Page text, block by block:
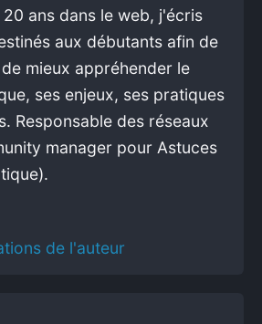
ans dans le web, j'écris
aux débutants afin de
mieux appréhender le
ses enjeux, ses pratiques
Responsable des réseaux
manager pour Astuces
de l'auteur